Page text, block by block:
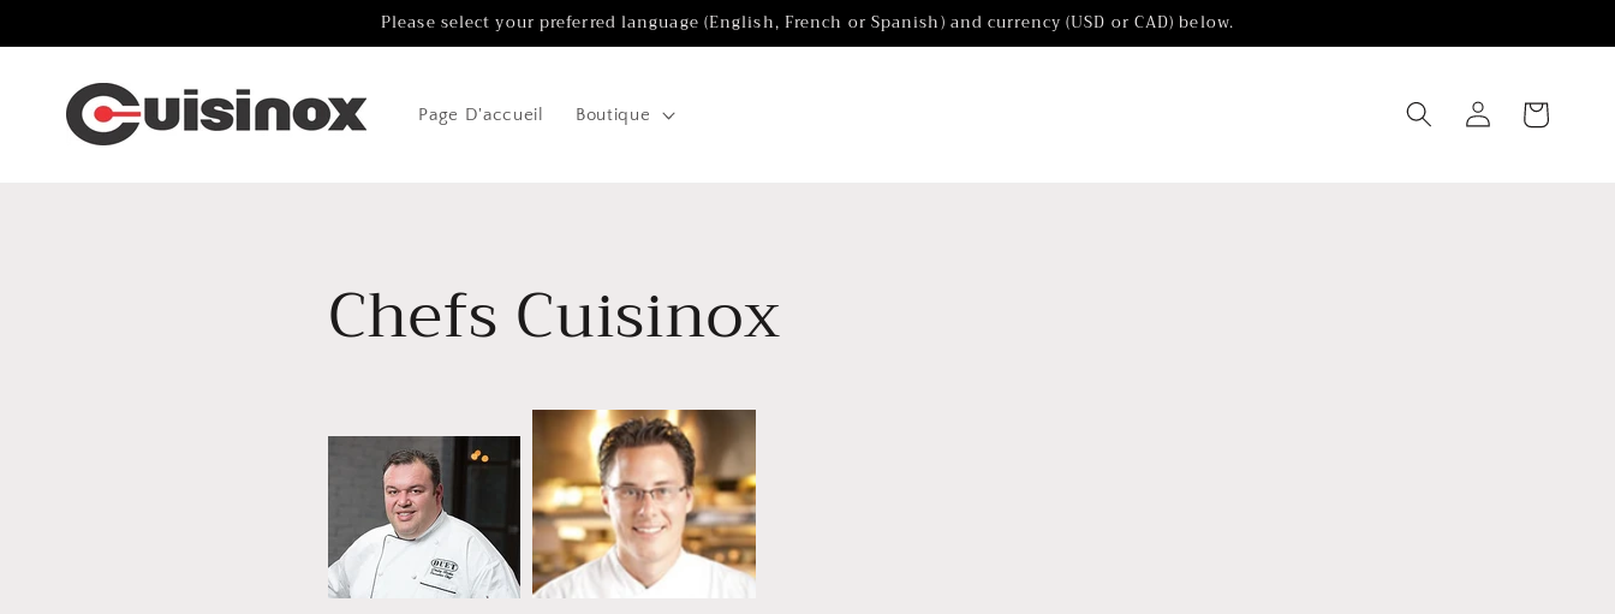
Please select your preferred language (English, French or Spanish) and currency (USD or CAD) below.
Page D'accueil Boutique ConnexionChariot
Chefs Cuisinox